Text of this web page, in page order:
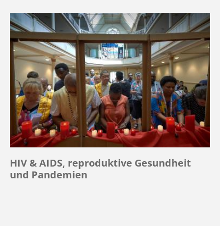
HIV & AIDS, reproduktive Gesundheit
und Pandemien